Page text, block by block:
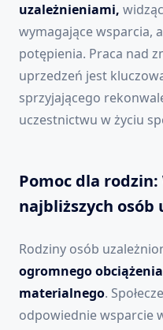
uzależnieniami,
wymagające wsparcia,
potępienia. Praca nad
uprzedzeń jest
sprzyjającego
uczestnictwu w życiu
Pomoc dla
najbliższych osób
Rodziny osób
ogromnego
materialnego.
odpowiednie wsparcie